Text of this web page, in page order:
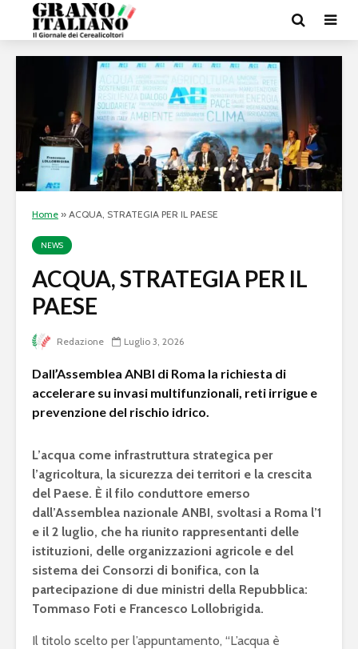
Home » ACQUA, STRATEGIA PER IL PAESE
NEWS
ACQUA, STRATEGIA PER IL
PAESE
Redazione Luglio 3, 2026
Dall’Assemblea ANBI di Roma la richiesta di
accelerare su invasi multifunzionali, reti irrigue e
prevenzione del rischio idrico.
L’acqua come infrastruttura strategica per
l’agricoltura, la sicurezza dei territori e la crescita
del Paese. È il filo conduttore emerso
dall’Assemblea nazionale ANBI, svoltasi a Roma l’1
e il 2 luglio, che ha riunito rappresentanti delle
istituzioni, delle organizzazioni agricole e del
sistema dei Consorzi di bonifica, con la
partecipazione di due ministri della Repubblica:
Tommaso Foti e Francesco Lollobrigida.
Il titolo scelto per l’appuntamento, “L’acqua è